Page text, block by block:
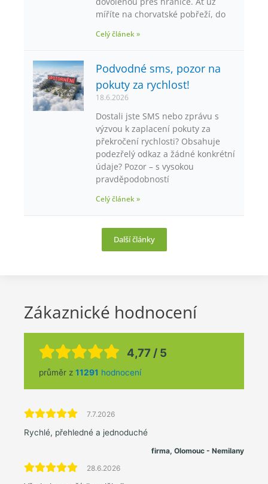
míříte na chorvatské pobřeží, do
Celý článek »
Podvodné sms, pozor na
pokuty za rychlost!
18.6.2026
Dostali jste SMS nebo zprávu s
výzvou k zaplacení pokuty za
překročení rychlosti? Obsahuje
podezřelý odkaz a žádné konkrétní
údaje? Pozor – s vysokou
pravděpodobností
Celý článek »
Další články
Zákaznické hodnocení
4,77 / 5
průměr z 11291 hodnocení
7.7.2026
Rychlé, přehledné a jednoduché
firma, Olomouc - Nemilany
28.6.2026